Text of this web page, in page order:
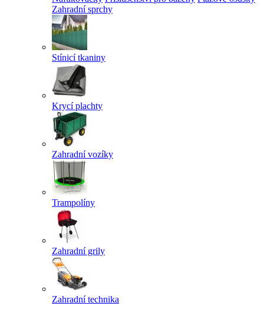
Zahradní sprchy
Stínicí tkaniny
Krycí plachty
Zahradní vozíky
Trampolíny
Zahradní grily
Zahradní technika